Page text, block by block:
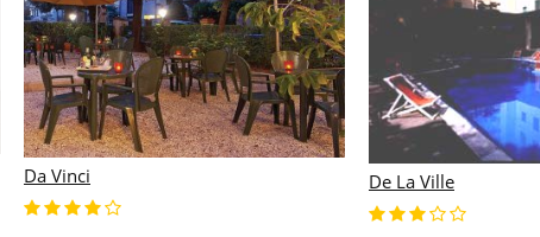
Da Vinci De La Ville